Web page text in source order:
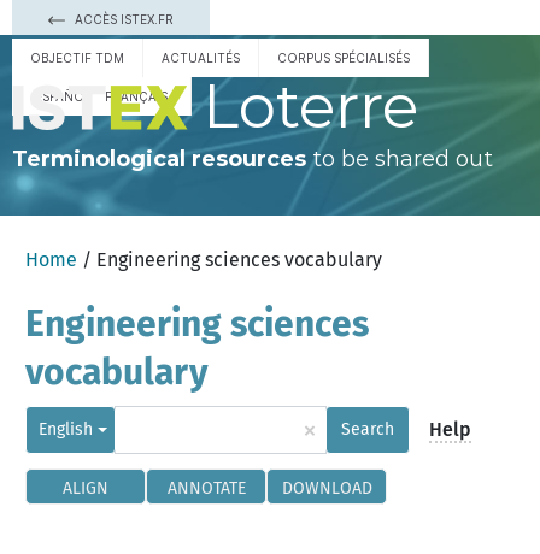
ACCÈS ISTEX.FR
OBJECTIF TDM ACTUALITÉS CORPUS SPÉCIALISÉS
ESPAÑOL FRANÇAIS Loterre
Terminological resourcesto be shared out
Home / Engineering sciences vocabulary
Engineering sciences
vocabulary
English × Search Help
ALIGN ANNOTATE DOWNLOAD